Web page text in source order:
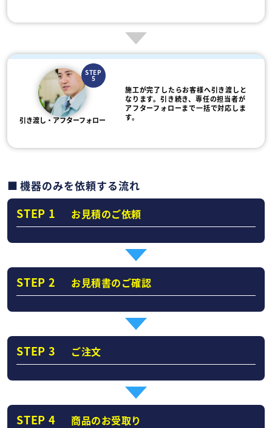
STEP
5
引き渡し・アフターフォロー
施工が完了したらお客様へ引き渡しと
なります。引き続き、専任の担当者が
アフターフォローまで一括で対応しま
す。
機器のみを依頼する流れ
STEP 1 お見積のご依頼
STEP 2 お見積書のご確認
STEP 3 ご注文
STEP 4 商品のお受取り